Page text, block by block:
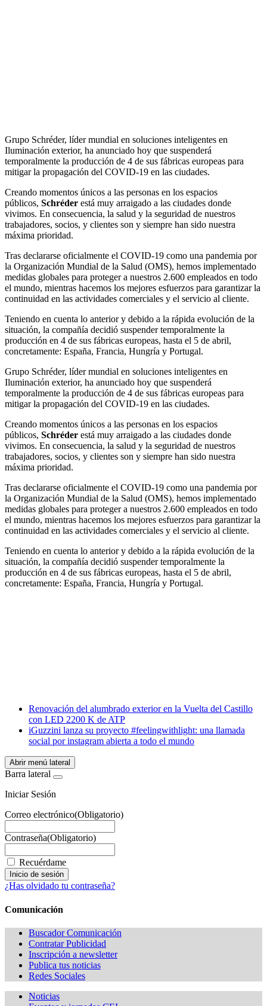
Grupo Schréder, líder mundial en soluciones inteligentes en
Iluminación exterior, ha anunciado hoy que suspenderá
temporalmente la producción de 4 de sus fábricas europeas para
mitigar la propagación del COVID-19 en las ciudades.
Creando momentos únicos a las personas en los espacios
públicos, Schréder está muy arraigado a las ciudades donde
vivimos. En consecuencia, la salud y la seguridad de nuestros
trabajadores, socios, y clientes son y siempre han sido nuestra
máxima prioridad.
Tras declararse oficialmente el COVID-19 como una pandemia por
la Organización Mundial de la Salud (OMS), hemos implementado
medidas globales para proteger a nuestros 2.600 empleados en todo
el mundo, mientras hacemos los mejores esfuerzos para garantizar la
continuidad en las actividades comerciales y el servicio al cliente.
Teniendo en cuenta lo anterior y debido a la rápida evolución de la
situación, la compañía decidió suspender temporalmente la
producción en 4 de sus fábricas europeas, hasta el 5 de abril,
concretamente: España, Francia, Hungría y Portugal.
Grupo Schréder, líder mundial en soluciones inteligentes en
Iluminación exterior, ha anunciado hoy que suspenderá
temporalmente la producción de 4 de sus fábricas europeas para
mitigar la propagación del COVID-19 en las ciudades.
Creando momentos únicos a las personas en los espacios
públicos, Schréder está muy arraigado a las ciudades donde
vivimos. En consecuencia, la salud y la seguridad de nuestros
trabajadores, socios, y clientes son y siempre han sido nuestra
máxima prioridad.
Tras declararse oficialmente el COVID-19 como una pandemia por
la Organización Mundial de la Salud (OMS), hemos implementado
medidas globales para proteger a nuestros 2.600 empleados en todo
el mundo, mientras hacemos los mejores esfuerzos para garantizar la
continuidad en las actividades comerciales y el servicio al cliente.
Teniendo en cuenta lo anterior y debido a la rápida evolución de la
situación, la compañía decidió suspender temporalmente la
producción en 4 de sus fábricas europeas, hasta el 5 de abril,
concretamente: España, Francia, Hungría y Portugal.
WhatsApp
Renovación del alumbrado exterior en la Vuelta del Castillo
con LED 2200 K de ATP
iGuzzini lanza su proyecto #feelingwithlight: una llamada
social por instagram abierta a todo el mundo
Abrir menú lateral
Barra lateral
Iniciar Sesión
Correo electrónico(Obligatorio)
Contraseña(Obligatorio)
Recuérdame
¿Has olvidado tu contraseña?
Comunicación
Buscador Comunicación
Contratar Publicidad
Inscripción a newsletter
Publica tus noticias
Redes Sociales
Noticias